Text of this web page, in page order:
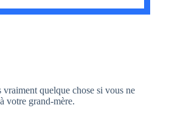
vraiment quelque chose si vous ne
votre grand-mère.